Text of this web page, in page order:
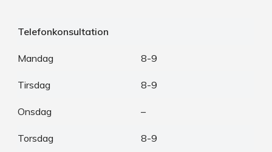
Telefonkonsultation
Mandag 8-9
Tirsdag 8-9
Onsdag –
Torsdag 8-9